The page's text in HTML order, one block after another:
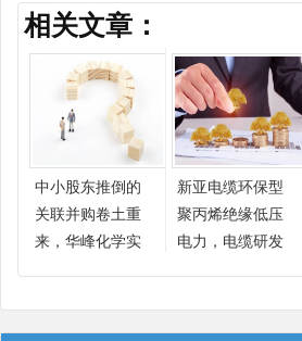
相关文章：
中小股东推倒的
关联并购卷土重
来，华峰化学实
新亚电缆环保型
聚丙烯绝缘低压
电力，电缆研发